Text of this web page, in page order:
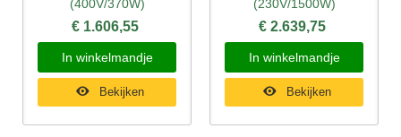
(400V/370W)
€ 1.606,55
In winkelmandje
Bekijken
(230V/1500W)
€ 2.639,75
In winkelmandje
Bekijken